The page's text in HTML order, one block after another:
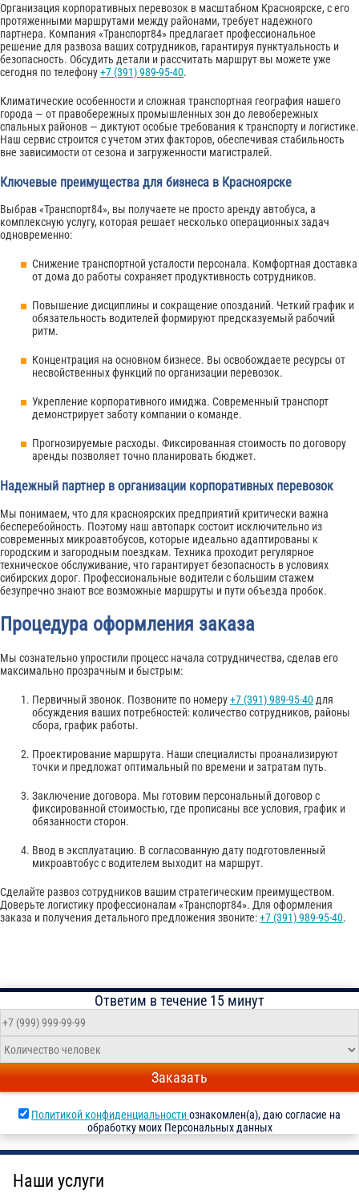
Организация корпоративных перевозок в масштабном Красноярске, с его
протяженными маршрутами между районами, требует надежного
партнера. Компания «Транспорт84» предлагает профессиональное
решение для развоза ваших сотрудников, гарантируя пунктуальность и
безопасность. Обсудить детали и рассчитать маршрут вы можете уже
сегодня по телефону+7 (391) 989-95-40.
Климатические особенности и сложная транспортная география нашего
города — от правобережных промышленных зон до левобережных
спальных районов — диктуют особые требования к транспорту и логистике.
Наш сервис строится с учетом этих факторов, обеспечивая стабильность
вне зависимости от сезона и загруженности магистралей.
Ключевые преимущества для бизнеса в Красноярске
Выбрав «Транспорт84», вы получаете не просто аренду автобуса, а
комплексную услугу, которая решает несколько операционных задач
одновременно:
Снижение транспортной усталости персонала. Комфортная доставка
от дома до работы сохраняет продуктивность сотрудников.
Повышение дисциплины и сокращение опозданий. Четкий график и
обязательность водителей формируют предсказуемый рабочий
ритм.
Концентрация на основном бизнесе. Вы освобождаете ресурсы от
несвойственных функций по организации перевозок.
Укрепление корпоративного имиджа. Современный транспорт
демонстрирует заботу компании о команде.
Прогнозируемые расходы. Фиксированная стоимость по договору
аренды позволяет точно планировать бюджет.
Надежный партнер в организации корпоративных перевозок
Мы понимаем, что для красноярских предприятий критически важна
бесперебойность. Поэтому наш автопарк состоит исключительно из
современных микроавтобусов, которые идеально адаптированы к
городским и загородным поездкам. Техника проходит регулярное
техническое обслуживание, что гарантирует безопасность в условиях
сибирских дорог. Профессиональные водители с большим стажем
безупречно знают все возможные маршруты и пути объезда пробок.
Процедура оформления заказа
Мы сознательно упростили процесс начала сотрудничества, сделав его
максимально прозрачным и быстрым:
Первичный звонок. Позвоните по номеру+7 (391) 989-95-40 для
обсуждения ваших потребностей: количество сотрудников, районы
сбора, график работы.
Проектирование маршрута. Наши специалисты проанализируют
точки и предложат оптимальный по времени и затратам путь.
Заключение договора. Мы готовим персональный договор с
фиксированной стоимостью, где прописаны все условия, график и
обязанности сторон.
Ввод в эксплуатацию. В согласованную дату подготовленный
микроавтобус с водителем выходит на маршрут.
Сделайте развоз сотрудников вашим стратегическим преимуществом.
Доверьте логистику профессионалам «Транспорт84». Для оформления
заказа и получения детального предложения звоните:+7 (391) 989-95-40.
Ответим в течение 15 минут
Заказать
Политикой конфиденциальностиознакомлен(а), даю согласие на
обработку моих Персональных данных
Наши услуги